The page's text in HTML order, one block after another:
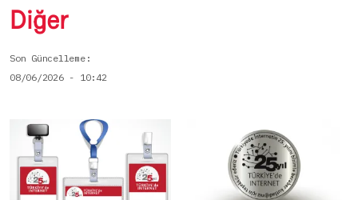
Diğer
Son Güncelleme
08/06/2026 - 10:42